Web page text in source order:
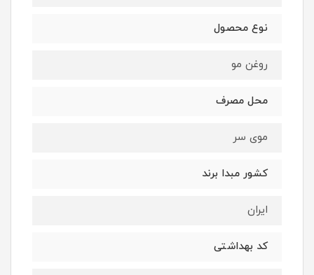
نوع محصول
روغن مو
محل مصرف
موی سر
کشور مبدا برند
ایران
کد بهداشتی